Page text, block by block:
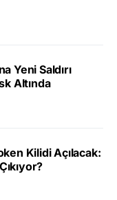
Yeni Saldırı
Altında
Kilidi Açılacak: